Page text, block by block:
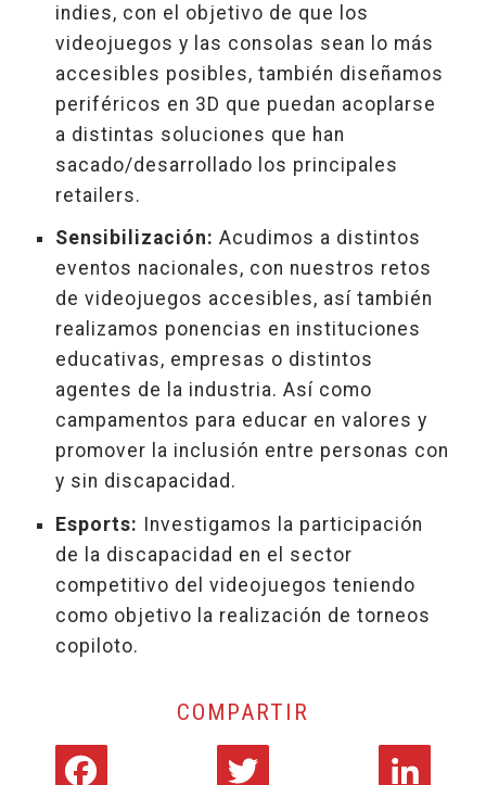
indies, con el objetivo de que los
videojuegos y las consolas sean lo más
accesibles posibles, también diseñamos
periféricos en 3D que puedan acoplarse
a distintas soluciones que han
sacado/desarrollado los principales
retailers.
Sensibilización: Acudimos a distintos
eventos nacionales, con nuestros retos
de videojuegos accesibles, así también
realizamos ponencias en instituciones
educativas, empresas o distintos
agentes de la industria. Así como
campamentos para educar en valores y
promover la inclusión entre personas con
y sin discapacidad.
Esports: Investigamos la participación
de la discapacidad en el sector
competitivo del videojuegos teniendo
como objetivo la realización de torneos
copiloto.
COMPARTIR